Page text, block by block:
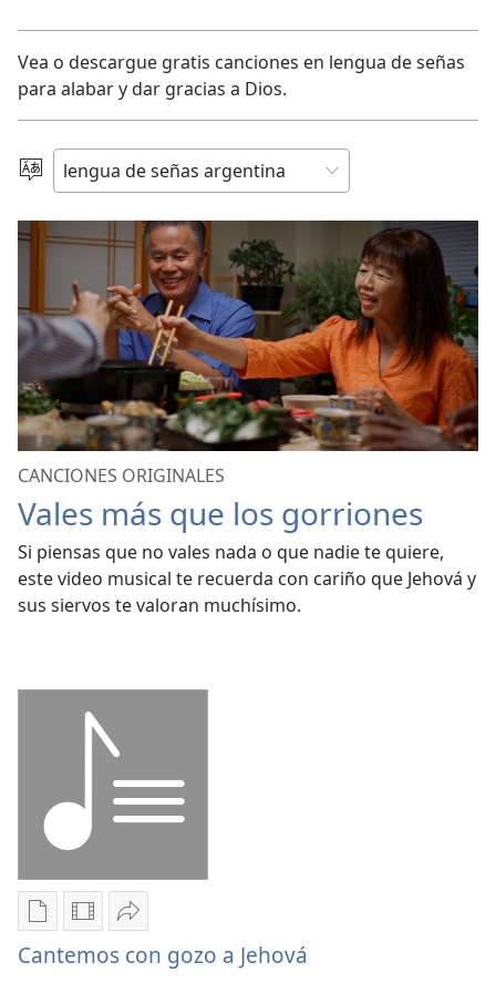
Vea o descargue gratis canciones en lengua de señas
para alabar y dar gracias a Dios.
Elegir
idioma
CANCIONES ORIGINALES
Vales más que los gorriones
Si piensas que no vales nada o que nadie te quiere,
este video musical te recuerda con cariño que Jehová y
sus siervos te valoran muchísimo.
Opciones
de
Opciones
de
Compartir
Cantemos
Cantemos con gozo a Jehová